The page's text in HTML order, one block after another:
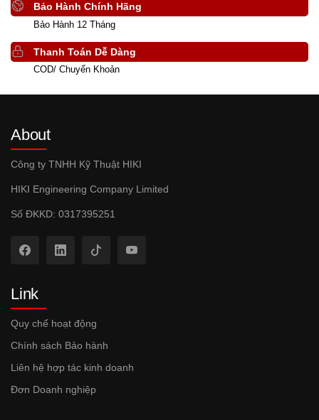
Bảo Hành Chính Hãng
Bảo Hành 12 Tháng
Thanh Toán Dễ Dàng
COD/ Chuyển Khoản
About
Công ty TNHH Kỹ Thuật HIKI
HIKI Engineering Company Limited
Số ĐKKD: 0317395251
Link
Quy chế hoạt động
Chính sách Bảo hành
Liên hệ hợp tác kinh doanh
Đơn Doanh nghiệp